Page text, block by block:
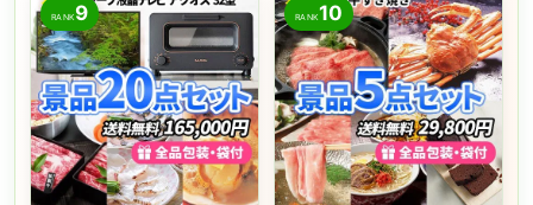
RANK 9 RANK10